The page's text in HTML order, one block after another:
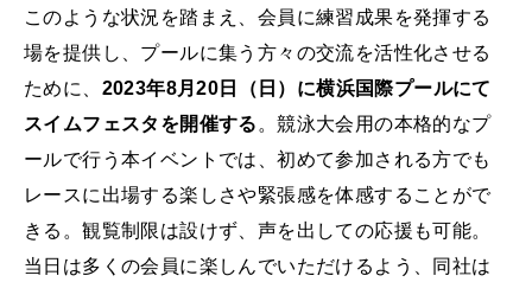
このような状況を踏まえ、会員に練習成果を発揮する
場を提供し、プールに集う方々の交流を活性化させる
ために、 2023年8月20日（日）に横浜国際プールにて
スイムフェスタを開催する。競泳大会用の本格的なプ
ールで行う本イベントでは、初めて参加される方でも
レースに出場する楽しさや緊張感を体感することがで
きる。観覧制限は設けず、声を出しての応援も可能。
当日は多くの会員に楽しんでいただけるよう、同社は